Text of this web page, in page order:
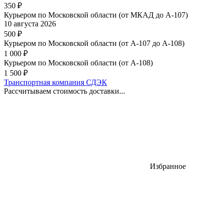
350 ₽
Курьером по Московской области (от МКАД до А-107)
10 августа 2026
500 ₽
Курьером по Московской области (от А-107 до А-108)
1 000 ₽
Курьером по Московской области (от А-108)
1 500 ₽
Транспортная компания СДЭК
Рассчитываем стоимость доставки...
Избранное